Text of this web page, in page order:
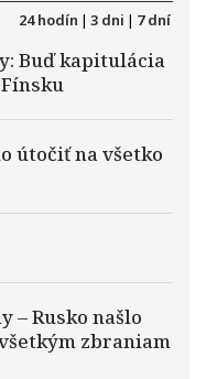
24 hodín | 3 dni | 7 dní
Buď kapitulácia
útočiť na všetko
– Rusko našlo
zbraniam